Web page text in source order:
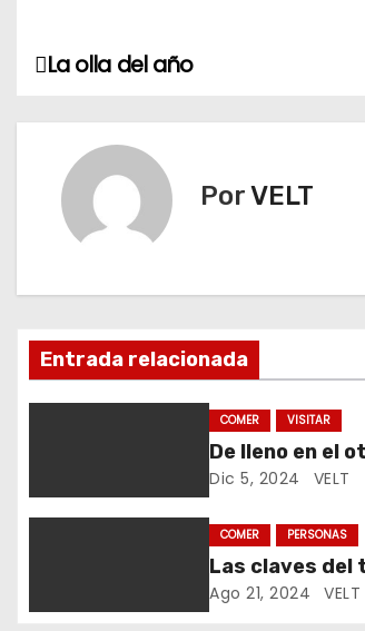
N
a
a
c
i
n
La olla del año
PorVELT
Entrada relacionada
COMER VISITAR
De lleno en el
Dic 5, 2024 VELT
COMER PERSONAS
Las claves del
Ago 21, 2024 VELT